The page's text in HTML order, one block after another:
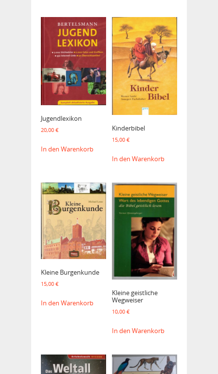
Jugendlexikon
20,00 €
In den Warenkorb
Kinderbibel
15,00 €
In den Warenkorb
Kleine Burgenkunde
15,00 €
In den Warenkorb
Kleine geistliche
Wegweiser
10,00 €
In den Warenkorb